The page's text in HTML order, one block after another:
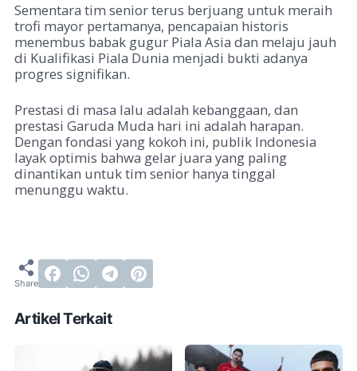
Sementara tim senior terus berjuang untuk meraih
trofi mayor pertamanya, pencapaian historis
menembus babak gugur Piala Asia dan melaju jauh
di Kualifikasi Piala Dunia menjadi bukti adanya
progres signifikan.
Prestasi di masa lalu adalah kebanggaan, dan
prestasi Garuda Muda hari ini adalah harapan.
Dengan fondasi yang kokoh ini, publik Indonesia
layak optimis bahwa gelar juara yang paling
dinantikan untuk tim senior hanya tinggal
menunggu waktu.
Artikel Terkait